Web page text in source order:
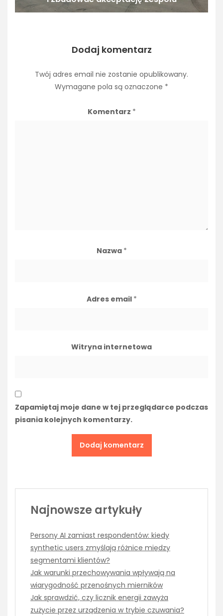
Dodaj komentarz
Twój adres email nie zostanie opublikowany.
Wymagane pola są oznaczone *
Komentarz *
Nazwa *
Adres email *
Witryna internetowa
Zapamiętaj moje dane w tej przeglądarce podczas
pisania kolejnych komentarzy.
Najnowsze artykuły
Persony AI zamiast respondentów: kiedy
synthetic users zmyślają różnice między
segmentami klientów?
Jak warunki przechowywania wpływają na
wiarygodność przenośnych mierników
Jak sprawdzić, czy licznik energii zawyża
zużycie przez urządzenia w trybie czuwania?